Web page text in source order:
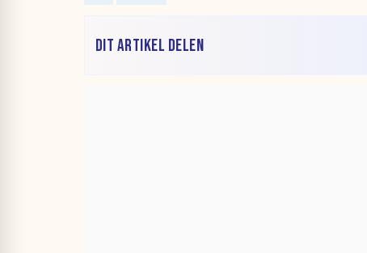
DIT ARTIKEL DELEN